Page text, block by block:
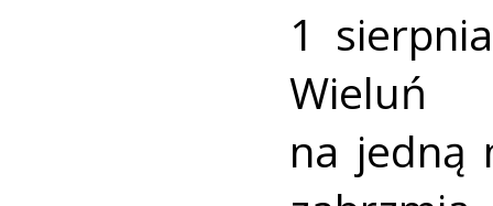
1
na jedną